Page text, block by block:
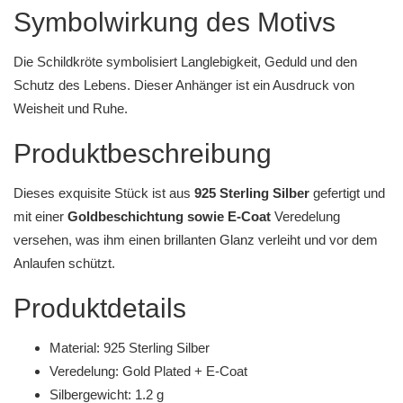
Symbolwirkung des Motivs
Die Schildkröte symbolisiert Langlebigkeit, Geduld und den
Schutz des Lebens. Dieser Anhänger ist ein Ausdruck von
Weisheit und Ruhe.
Produktbeschreibung
Dieses exquisite Stück ist aus 925 Sterling Silber gefertigt und
mit einer Goldbeschichtung sowie E-Coat Veredelung
versehen, was ihm einen brillanten Glanz verleiht und vor dem
Anlaufen schützt.
Produktdetails
Material: 925 Sterling Silber
Veredelung: Gold Plated + E-Coat
Silbergewicht: 1.2 g